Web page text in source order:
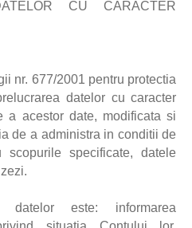
CU CARACTER
nr. 677/2001 pentru protectia
datelor cu caracter
a acestor date, modificata si
de a administra in conditii de
specificate, datele
datelor este: informarea